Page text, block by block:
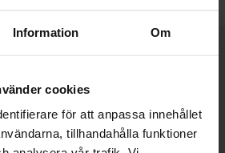
Information Om
cookies
för att anpassa innehållet
tillhandahålla funktioner
LEVERANS
FRAKT FRÅN 999 KR
BONUS I KUNDKLUBBEN